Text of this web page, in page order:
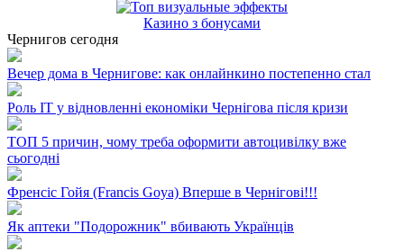
Казино з бонусами
Чернигов сегодня
Вечер дома в Чернигове: как онлайнкино постепенно стал
Роль ІТ у відновленні економіки Чернігова після кризи
ТОП 5 причин, чому треба оформити автоцивілку вже
сьогодні
Френсіс Гойя (Francis Goya) Вперше в Чернігові!!!
Як аптеки "Подорожник" вбивають Українців